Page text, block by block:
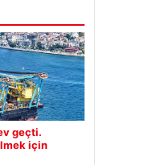
geçti.
için